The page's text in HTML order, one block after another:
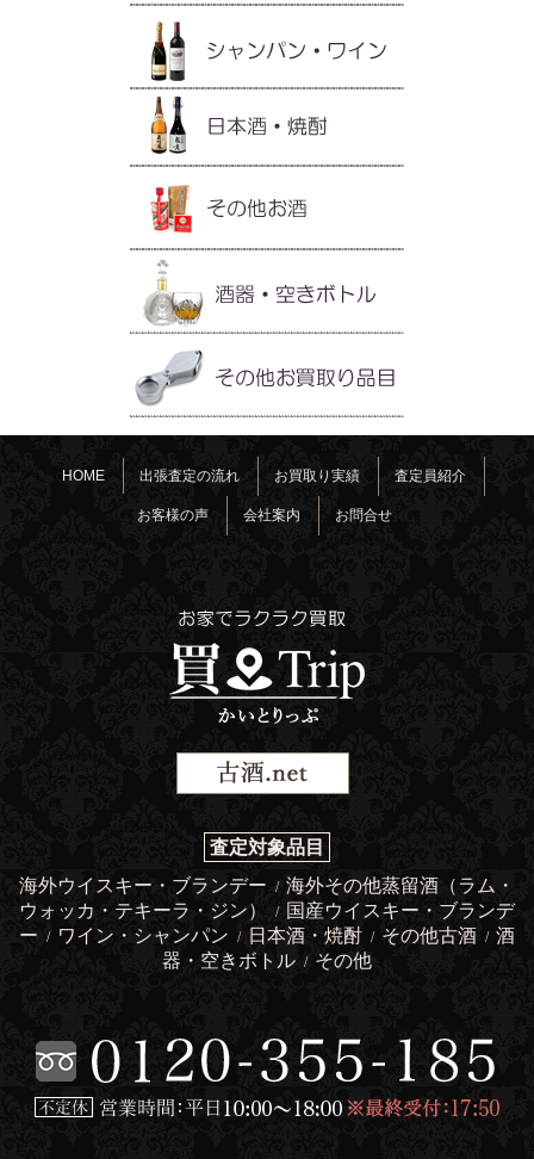
HOME 出張査定の流れ お買取り実績 査定員紹介
お客様の声 会社案内 お問合せ
査定対象品目
海外ウイスキー・ブランデー / 海外その他蒸留酒（ラム・
ウォッカ・テキーラ・ジン）
/ 国産ウイスキー・ブランデ
ー / ワイン・シャンパン / 日本酒・焼酎 / その他古酒 / 酒
器・空きボトル / その他